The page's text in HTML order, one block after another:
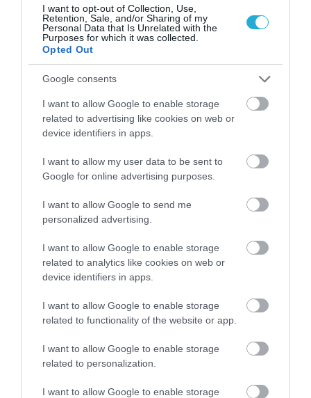
I want to opt-out of Collection, Use,
Retention, Sale, and/or Sharing of my
Personal Data that Is Unrelated with the
Purposes for which it was collected.
Opted Out
Google consents
I want to allow Google to enable storage
related to advertising like cookies on web or
device identifiers in apps.
I want to allow my user data to be sent to
Google for online advertising purposes.
I want to allow Google to send me
personalized advertising.
I want to allow Google to enable storage
related to analytics like cookies on web or
device identifiers in apps.
I want to allow Google to enable storage
related to functionality of the website or app.
I want to allow Google to enable storage
related to personalization.
I want to allow Google to enable storage
06.08.2026
ΕΒΕΠ: Συνάντηση συνεργασίας με τον Τάκη
06.08.2026
Τα τρία προϊόντα που ξεχωρίζουν στις
ελληνικές εξαγωγές τροφίμων